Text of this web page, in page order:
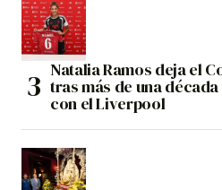
Natalia Ramos deja el
tras más de una
con el Liverpool